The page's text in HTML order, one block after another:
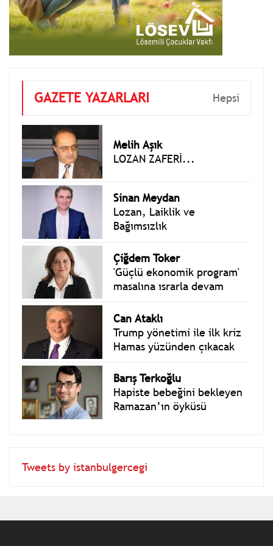
Melih Aşık
Sinan Meydan
Lozan, Laiklik ve
Çiğdem Toker
'Güçlü ekonomik program'
Can Ataklı
Trump yönetimi ile ilk kriz
Barış Terkoğlu
Hapiste bebeğini bekleyen